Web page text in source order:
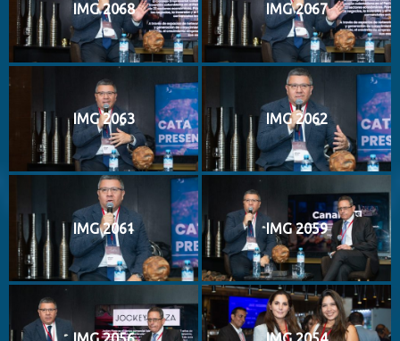
IMG 2068 IMG 2067
IMG 2063 IMG 2062
IMG 2061 IMG 2059